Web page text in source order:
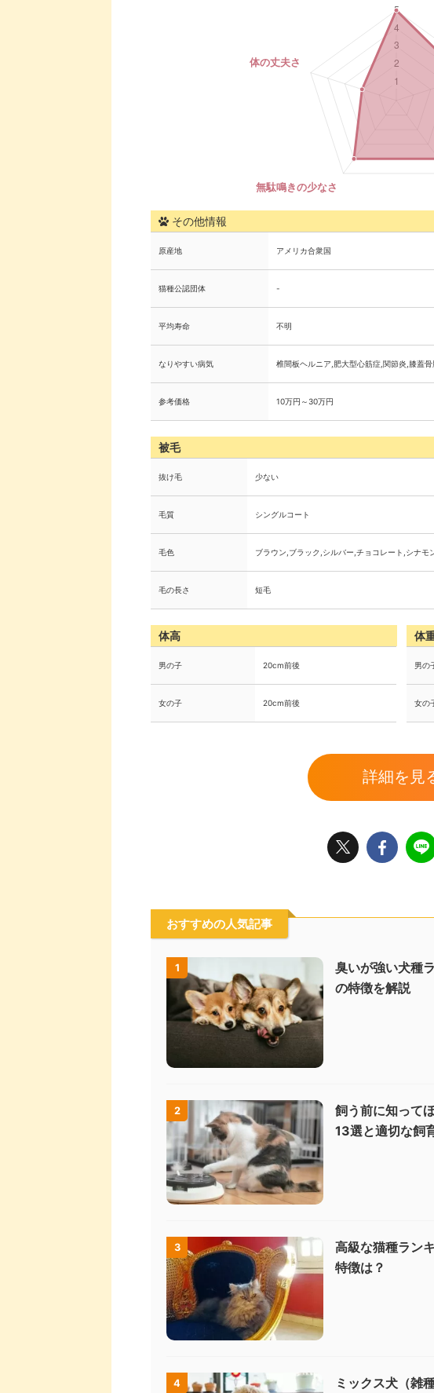
その他情報
原産地 アメリカ合衆国
猫種公認団体 -
平均寿命 不明
なりやすい病気 椎間板ヘルニア,肥大型心筋症,関節炎,膝蓋
参考価格 10万円～30万円
被毛
抜け毛 少ない
毛質 シングルコート
毛色 ブラウン,ブラック,シルバー,チョコレート,シナモ
毛の長さ 短毛
体高
男の子 20cm前後
女の子 20cm前後
体
男の
女の
詳細を見
おすすめの人気記事
1
臭いが強い犬種
の特徴を解説
2
飼う前に知って
13選と適切な飼
3
高級な猫種ラン
特徴は？
4 ミックス犬（雑